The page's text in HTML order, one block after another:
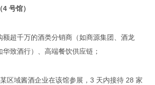
号馆）
额超千万的酒类分销商（如商源集团、酒龙
致酒行）、高端餐饮供应链；
区域酱酒企业在该馆参展，3 天内接待 28 家